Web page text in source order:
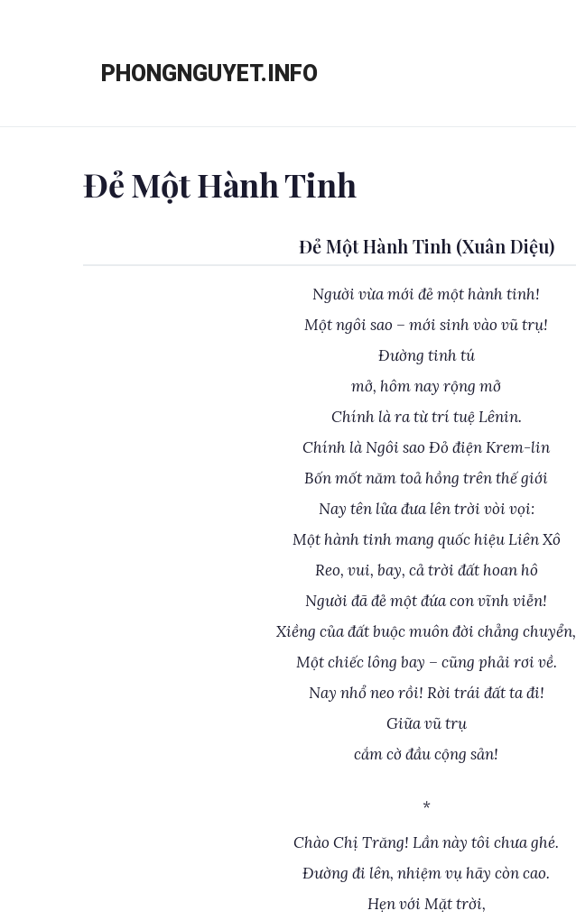
PHONGNGUYET.INFO
Đẻ Một Hành Tinh
Đẻ Một Hành Tinh (Xuân Diệu)
Người vừa mới đẻ một hành tinh!
Một ngôi sao – mới sinh vào vũ trụ!
Đường tinh tú
mở, hôm nay rộng mở
Chính là ra từ trí tuệ Lênin.
Chính là Ngôi sao Đỏ điện Krem-lin
Bốn mốt năm toả hồng trên thế giới
Nay tên lửa đưa lên trời vòi vọi:
Một hành tinh mang quốc hiệu Liên Xô
Reo, vui, bay, cả trời đất hoan hô
Người đã đẻ một đứa con vĩnh viễn!
Xiềng của đất buộc muôn đời chẳng chuyển,
Một chiếc lông bay – cũng phải rơi về.
Nay nhổ neo rồi! Rời trái đất ta đi!
Giữa vũ trụ
cắm cờ đầu cộng sản!
*
Chào Chị Trăng! Lần này tôi chưa ghé.
Đường đi lên, nhiệm vụ hãy còn cao.
Hẹn với Mặt trời,